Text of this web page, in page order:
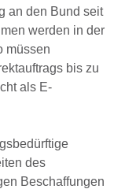
an den Bund seit
werden in der
müssen
bis zu
als E-
des
Beschaffungen